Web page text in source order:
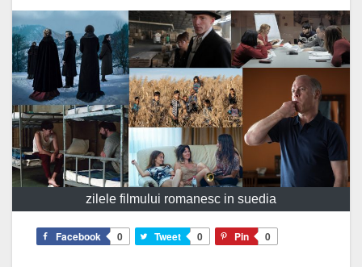
zilele filmului romanesc in suedia
Facebook 0 Tweet 0 Pin 0